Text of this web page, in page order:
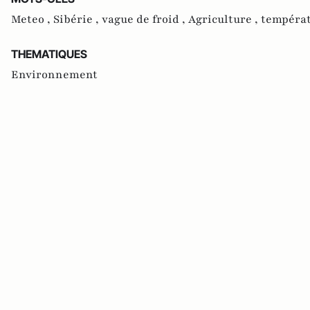
Meteo , Sibérie , vague de froid , Agriculture ,
THEMATIQUES
Environnement